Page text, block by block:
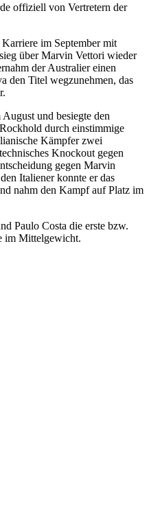
offiziell von Vertretern der
im September mit
über Marvin Vettori wieder
der Australier einen
den Titel wegzunehmen, das
und besiegte den
durch einstimmige
Kämpfer zwei
Knockout gegen
gegen Marvin
Italiener konnte er das
nahm den Kampf auf Platz im
Paulo Costa die erste bzw.
im Mittelgewicht.